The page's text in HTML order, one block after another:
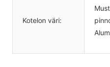
Kotelon väri: